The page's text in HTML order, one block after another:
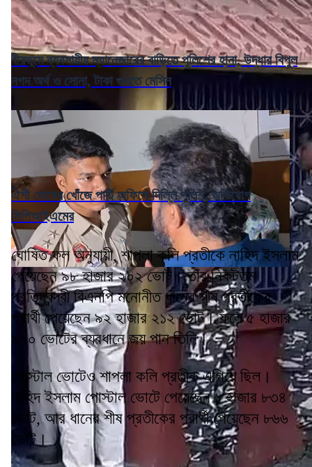
বীরভূমে ব্যবসায়ীর ম্যানেজারের বাড়িতে পুলিশের হানা, উদ্ধার বিপুল
নগদ অর্থ ও সোনা, টাকা গুনতে মেসিন
ঐশী ঘোষের খোঁজে পার্টি অফিসে দিল্লি পুলিশ, অভিযোগ
সিপিআইএমের
ঘোষিত ফল অনুযায়ী, শাপলা কলি প্রতীকে নাহিদ ইসলাম
পেয়েছেন ৯৮ হাজার ২০২ ভোট। তাঁর নিকটতম
প্রতিদ্বন্দ্বী বিএনপি মনোনীত ধানের শীষ প্রতীকের
প্রার্থী পেয়েছেন ৯২ হাজার ২১২ ভোট। ফলে ৫ হাজার
৯৯০ ভোটের ব্যবধানে জয় পান তিনি।
পোস্টাল ভোটেও শাপলা কলি প্রতীক এগিয়ে ছিল।
নাহিদ ইসলাম পোস্টাল ভোটে পেয়েছেন ১ হাজার ৮৩৪
ভোট, আর ধানের শীষ প্রতীকের প্রার্থী পেয়েছেন ৮৬৬
ভোট।